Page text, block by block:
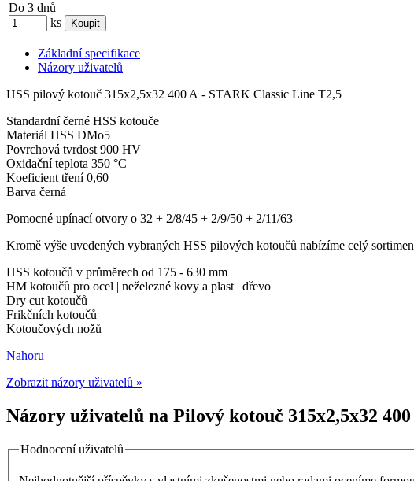
Do 3 dnů
ks
Základní specifikace
Názory uživatelů
HSS pilový kotouč 315x2,5x32 400 A - STARK Classic Line T2,5
Standardní černé HSS kotouče
Materiál HSS DMo5
Povrchová tvrdost 900 HV
Oxidační teplota 350 °C
Koeficient tření 0,60
Barva černá
Pomocné upínací otvory o 32 + 2/8/45 + 2/9/50 + 2/11/63
Kromě výše uvedených vybraných HSS pilových kotoučů nabízíme celý
HSS kotoučů v průměrech od 175 - 630 mm
HM kotoučů pro ocel | neželezné kovy a plast | dřevo
Dry cut kotoučů
Frikčních kotoučů
Kotoučových nožů
Nahoru
Zobrazit názory uživatelů »
Názory uživatelů na Pilový kotouč 315x2,5x32
Hodnocení uživatelů